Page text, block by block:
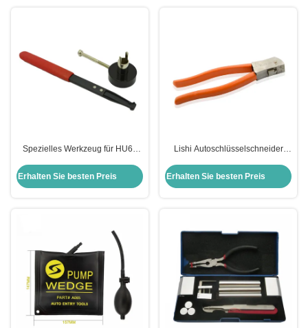
Spezielles Werkzeug für HU66
Schlosserwerkzeug
Schlosseröffner Schlosser Pick
Erhalten Sie besten Preis
Lishi Autoschlüsselschneider
Schlosser alle Schlösser
Schlösser Schlosser Schlosser
Erhalten Sie besten Preis